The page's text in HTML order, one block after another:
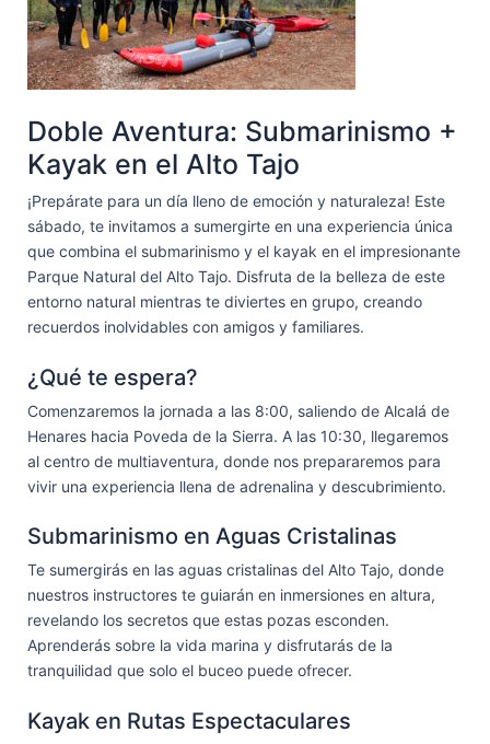
Doble Aventura: Submarinismo +
Kayak en el Alto Tajo
¡Prepárate para un día lleno de emoción y naturaleza! Este
sábado, te invitamos a sumergirte en una experiencia única
que combina el submarinismo y el kayak en el impresionante
Parque Natural del Alto Tajo. Disfruta de la belleza de este
entorno natural mientras te diviertes en grupo, creando
recuerdos inolvidables con amigos y familiares.
¿Qué te espera?
Comenzaremos la jornada a las 8:00, saliendo de Alcalá de
Henares hacia Poveda de la Sierra. A las 10:30, llegaremos
al centro de multiaventura, donde nos prepararemos para
vivir una experiencia llena de adrenalina y descubrimiento.
Submarinismo en Aguas Cristalinas
Te sumergirás en las aguas cristalinas del Alto Tajo, donde
nuestros instructores te guiarán en inmersiones en altura,
revelando los secretos que estas pozas esconden.
Aprenderás sobre la vida marina y disfrutarás de la
tranquilidad que solo el buceo puede ofrecer.
Kayak en Rutas Espectaculares